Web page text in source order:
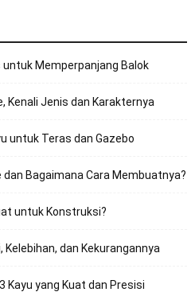
untuk Memperpanjang Balok
Kenali Jenis dan Karakternya
untuk Teras dan Gazebo
Bagaimana Cara Membuatnya?
untuk Konstruksi?
Kelebihan, dan Kekurangannya
Kayu yang Kuat dan Presisi